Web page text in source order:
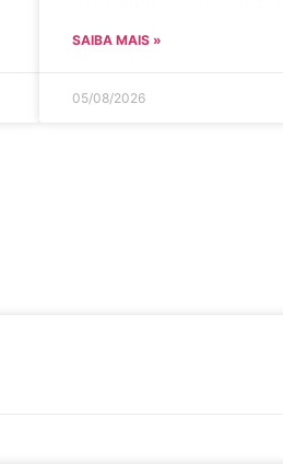
SAIBA MAIS »
05/08/2026